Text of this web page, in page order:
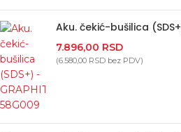
Aku. čekić-bušilica
7.896,00 RSD
(6.580,00 RSD bez PDV)